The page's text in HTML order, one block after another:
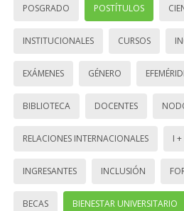
POSGRADO POSTÍTULOS
INSTITUCIONALES CURSOS
EXÁMENES GÉNERO
BIBLIOTECA DOCENTES
RELACIONES INTERNACIONALES I +
INGRESANTES INCLUSIÓN
BECAS BIENESTAR UNIVERSITARIO